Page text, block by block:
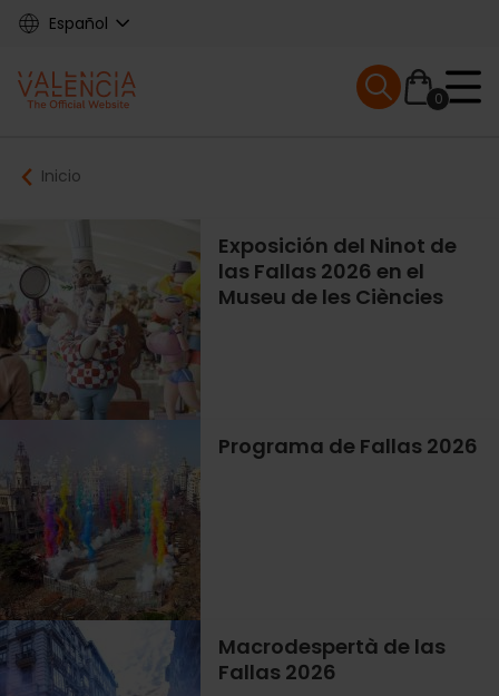
Skip
content
Español
Main
navigation
0
Mobile menu
Breadcrumb
Inicio
Exposición del Ninot de
las Fallas 2026 en el
Museu de les Ciències
Programa de Fallas 2026
Macrodespertà de las
Fallas 2026